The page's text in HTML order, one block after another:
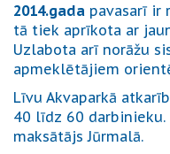
2014.gada pavasarī ir
tā tiek aprīkota ar
Uzlabota arī norāžu
apmeklētājiem
Līvu Akvaparkā
40 līdz 60
maksātājs Jūrmalā.